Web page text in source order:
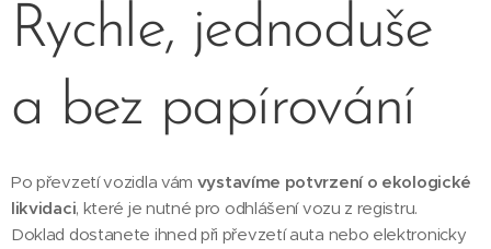
Rychle, jednoduše
a bez papírování
Po převzetí vozidla vám vystavíme potvrzení o ekologické
likvidaci, které je nutné pro odhlášení vozu z registru.
Doklad dostanete ihned při převzetí auta nebo elektronicky